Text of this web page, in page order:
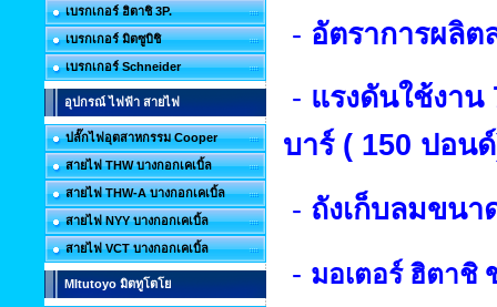
เบรกเกอร์ ฮิตาชิ 3P.
เบรกเกอร์ มิตซูบิชิ
เบรกเกอร์ Schneider
อุปกรณ์ ไฟฟ้า สายไฟ
ปลั๊กไฟอุตสาหกรรม Cooper
สายไฟ THW บางกอกเคเบิ้ล
สายไฟ THW-A บางกอกเคเบิ้ล
สายไฟ NYY บางกอกเคเบิ้ล
สายไฟ VCT บางกอกเคเบิ้ล
MItutoyo มิตทูโตโย
- อัตราการผลิ
- แรงดันใช้งาน
บาร์ ( 150 ปอน
- ถังเก็บลมขน
- มอเตอร์ ฮิตาชิ